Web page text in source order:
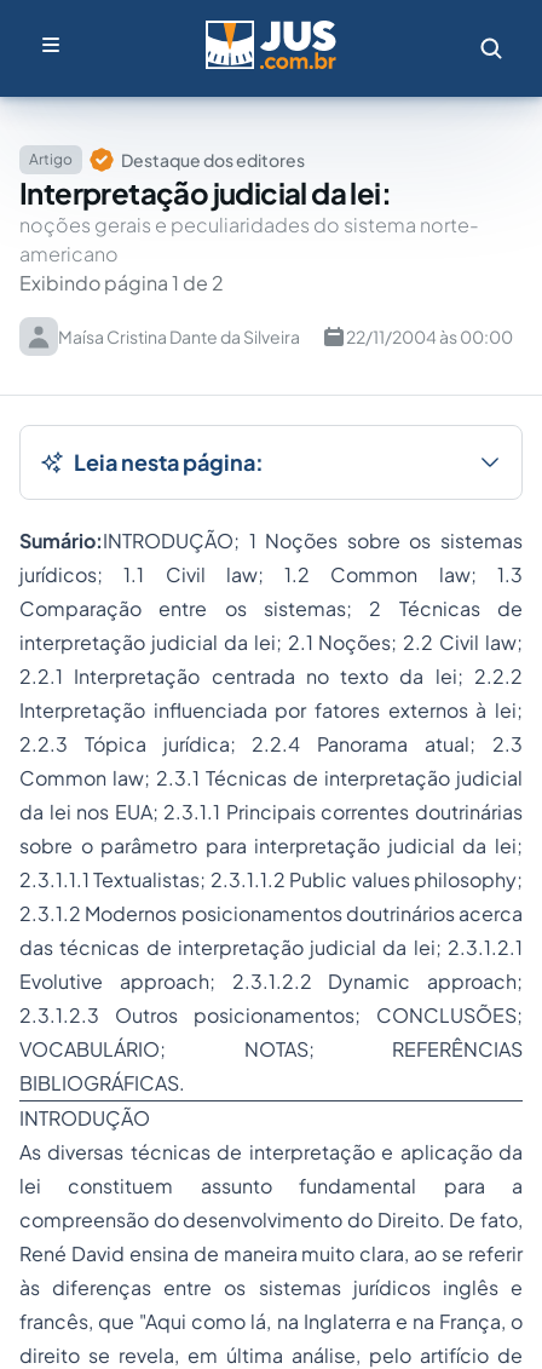
Artigo Destaque dos editores
Interpretação judicial da lei:
noções gerais e peculiaridades do sistema norte-
americano
Exibindo página 1 de 2
Maísa Cristina Dante da Silveira 22/11/2004 às 00:00
Leia nesta página:
Sumário:INTRODUÇÃO; 1 Noções sobre os sistemas
jurídicos; 1.1 Civil law; 1.2 Common law; 1.3
Comparação entre os sistemas; 2 Técnicas de
interpretação judicial da lei; 2.1 Noções; 2.2 Civil law;
2.2.1 Interpretação centrada no texto da lei; 2.2.2
Interpretação influenciada por fatores externos à lei;
2.2.3 Tópica jurídica; 2.2.4 Panorama atual; 2.3
Common law; 2.3.1 Técnicas de interpretação judicial
da lei nos EUA; 2.3.1.1 Principais correntes doutrinárias
sobre o parâmetro para interpretação judicial da lei;
2.3.1.1.1 Textualistas; 2.3.1.1.2 Public values philosophy;
2.3.1.2 Modernos posicionamentos doutrinários acerca
das técnicas de interpretação judicial da lei; 2.3.1.2.1
Evolutive approach; 2.3.1.2.2 Dynamic approach;
2.3.1.2.3 Outros posicionamentos; CONCLUSÕES;
VOCABULÁRIO; NOTAS; REFERÊNCIAS
BIBLIOGRÁFICAS.
INTRODUÇÃO
As diversas técnicas de interpretação e aplicação da
lei constituem assunto fundamental para a
compreensão do desenvolvimento do Direito. De fato,
René David ensina de maneira muito clara, ao se referir
às diferenças entre os sistemas jurídicos inglês e
francês, que "Aqui como lá, na Inglaterra e na França, o
direito se revela, em última análise, pelo artifício de